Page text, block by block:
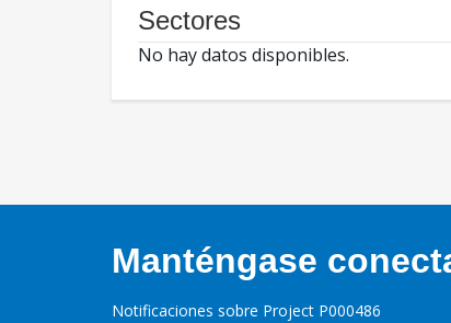
Sectores
No hay datos disponibles.
Manténgase
Notificaciones sobre Project P000486